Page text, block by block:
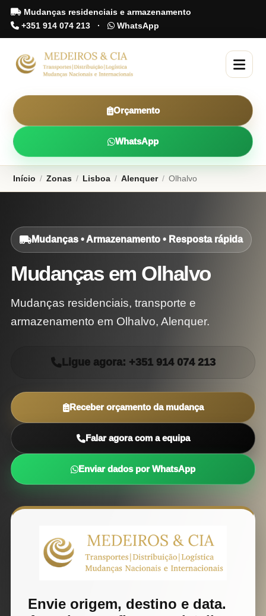
Mudanças residenciais e armazenamento
+351 914 074 213 · WhatsApp
Orçamento
WhatsApp
Início / Zonas / Lisboa / Alenquer / Olhalvo
Mudanças • Armazenamento • Resposta rápida
Mudanças em Olhalvo
Mudanças residenciais, transporte e
armazenamento em Olhalvo, Alenquer.
Ligue agora: +351 914 074 213
Receber orçamento da mudança
Falar agora com a equipa
Enviar dados por WhatsApp
Envie origem, destino e data.